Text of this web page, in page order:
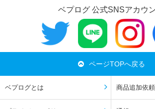
ベプログ 公式SNSアカウ
ページTOPへ戻る
ベプログとは 商品追加依頼